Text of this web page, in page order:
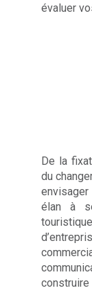
évaluer
De la
du
élan à
construire